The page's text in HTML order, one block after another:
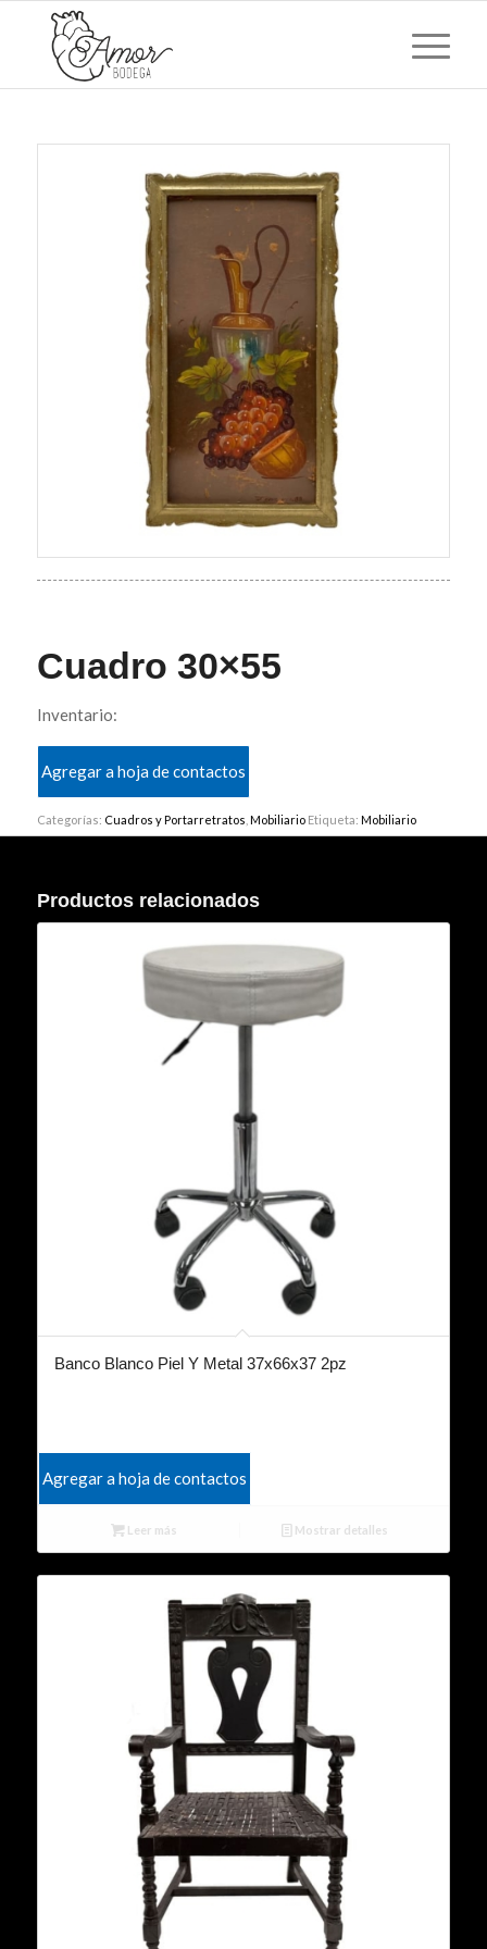
Cuadro 30×55
Inventario:
Agregar a hoja de contactos
Categorías: Cuadros y Portarretratos Mobiliario Etiqueta: Mobiliario
Productos relacionados
Banco Blanco Piel Y Metal 37x66x37 2pz
Agregar a hoja de contactos
Leer más Mostrar detalles